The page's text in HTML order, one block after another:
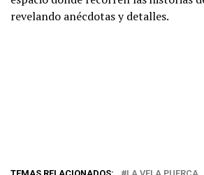
revelando anécdotas y detalles.